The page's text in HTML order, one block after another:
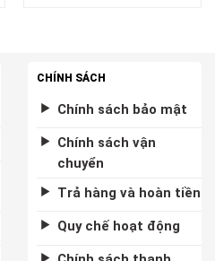
CHÍNH SÁCH
Chính sách bảo mật
Chính sách vận
chuyển
Trả hàng và hoàn tiền
Quy chế hoạt động